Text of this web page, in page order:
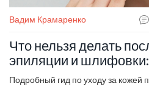
Вадим Крамаренко
Что нельзя делать
эпиляции и
запретов
Подробный гид по уходу за кожей